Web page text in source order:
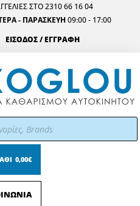
ΣΤΟ 2310 66 16 04
- ΠΑΡΑΣΚΕΥΗ 09:00 - 17:00
ΕΙΣΟΔΟΣ / ΕΓΓΡΑΦΗ
0,00€